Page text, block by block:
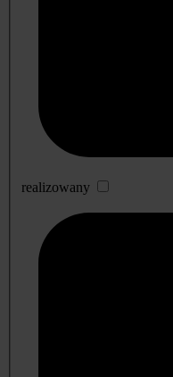
realizowany